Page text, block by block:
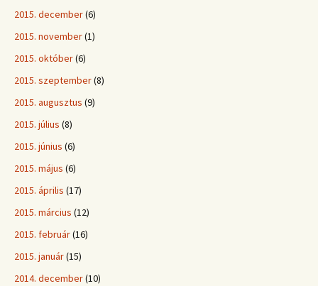
2015. december(6)
2015. november(1)
2015. október(6)
2015. szeptember(8)
2015. augusztus (9)
2015. július (8)
2015. június (6)
2015. május (6)
2015. április (17)
2015. március (12)
2015. február(16)
2015. január(15)
2014. december(10)